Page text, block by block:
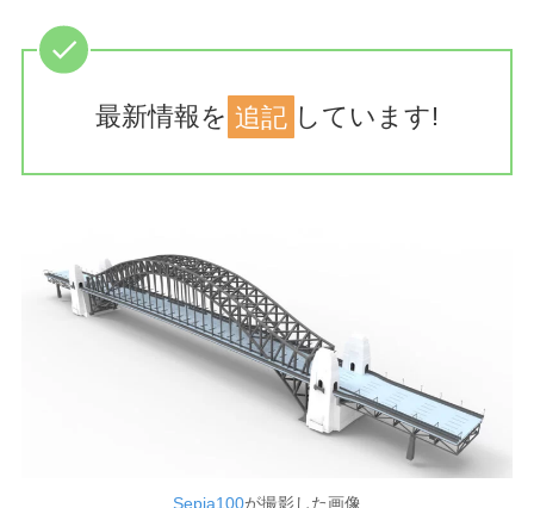
最新情報を 追記 しています!
Sepia100が撮影した画像